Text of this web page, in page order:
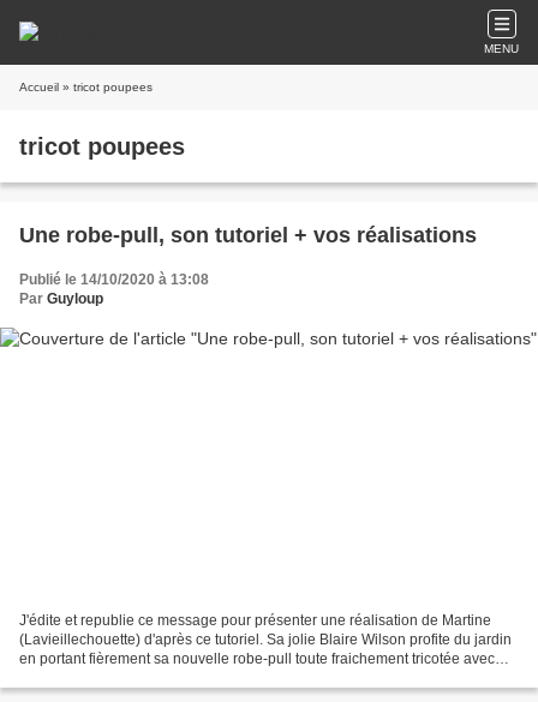
MENU
Accueil » tricot poupees
tricot poupees
Une robe-pull, son tutoriel + vos réalisations
Publié le 14/10/2020 à 13:08
Par Guyloup
J'édite et republie ce message pour présenter une réalisation de Martine
(Lavieillechouette) d'après ce tutoriel. Sa jolie Blaire Wilson profite du jardin
en portant fièrement sa nouvelle robe-pull toute fraichement tricotée avec